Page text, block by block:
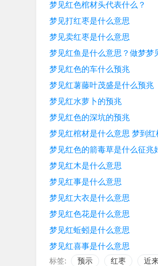
梦见红色棺材头代表什么？
梦见打红枣是什么意思
梦见卖红枣是什么意思
梦见红鱼是什么意思？做梦梦
梦见红色的车什么预兆
梦见红薯藤叶茂盛是什么预兆
梦见红水萝卜的预兆
梦见红色的深坑的预兆
梦见红棺材是什么意思 梦到
梦见红色的箭毒草是什么征兆
梦见红木是什么意思
梦见红事是什么意思
梦见红大衣是什么意思
梦见红色花是什么意思
梦见红蚯蚓是什么意思
梦见红喜事是什么意思
标签:
预示 红枣 近